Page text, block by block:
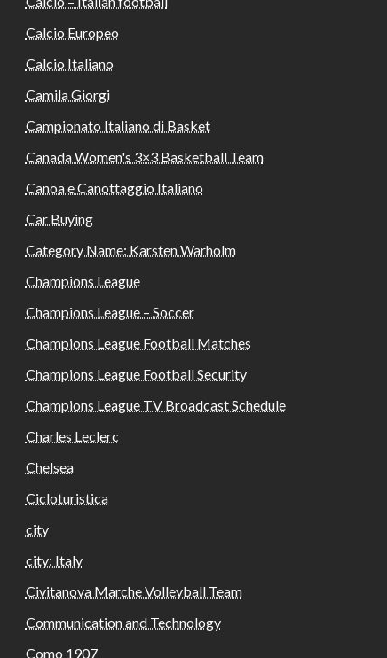
Calcio Europeo
Calcio Italiano
Camila Giorgi
Campionato Italiano di Basket
Canada Women's 3×3 Basketball Team
Canoa e Canottaggio Italiano
Car Buying
Category Name: Karsten Warholm
Champions League
Champions League – Soccer
Champions League Football Matches
Champions League Football Security
Champions League TV Broadcast Schedule
Charles Leclerc
Chelsea
Cicloturistica
city
city: Italy
Civitanova Marche Volleyball Team
Communication and Technology
Como 1907